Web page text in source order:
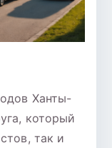
Ханты-
который
так и